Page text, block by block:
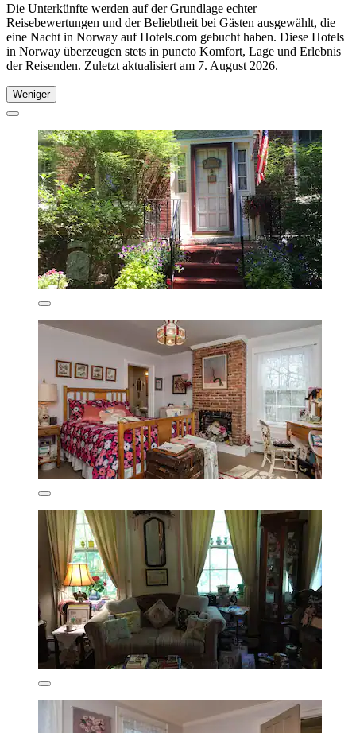
Die Unterkünfte werden auf der Grundlage echter
Reisebewertungen und der Beliebtheit bei Gästen ausgewählt, die
eine Nacht in Norway auf Hotels.com gebucht haben. Diese Hotels
in Norway überzeugen stets in puncto Komfort, Lage und Erlebnis
der Reisenden. Zuletzt aktualisiert am 7. August 2026.
Weniger